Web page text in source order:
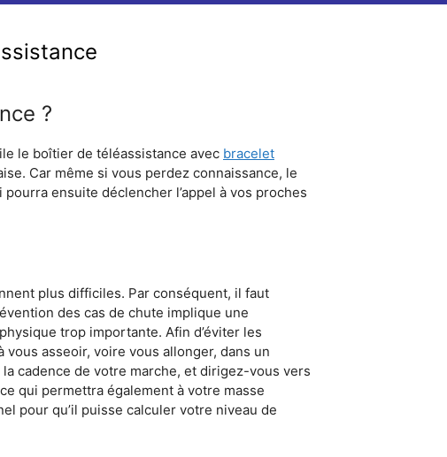
?
le boîtier de téléassistance avec bracelet
Car même si vous perdez connaissance, le
ensuite déclencher l’appel à vos proches
plus difficiles. Par conséquent, il faut
des cas de chute implique une
trop importante. Afin d’éviter les
asseoir, voire vous allonger, dans un
cadence de votre marche, et dirigez-vous vers
qui permettra également à votre masse
pour qu’il puisse calculer votre niveau de